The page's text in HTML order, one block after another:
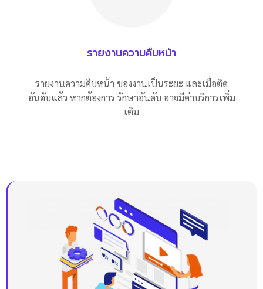
รายงานความคืบหน้า
รายงานความคืบหน้า ของงานเป็นระยะ และเมื่อติด
อันดับแล้ว หากต้องการ รักษาอันดับ อาจมีค่าบริการเพิ่ม
เติม